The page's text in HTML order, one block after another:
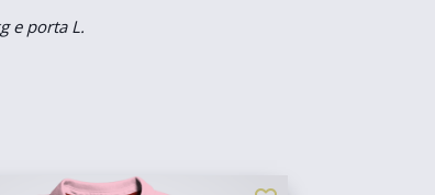
e porta L.